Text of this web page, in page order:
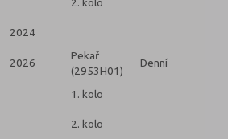
2024
2026
Pekař
(2953H01)
Denní
1. kolo
2. kolo